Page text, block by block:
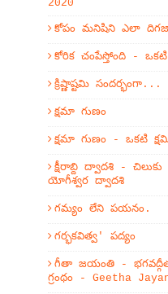
2020
కోపం మనిషిని ఎలా
కోరిక చంపేస్తోంది - ఒకటి
క్రిష్ణాష్టమి సందర్భంగా...
క్షమా గుణం
క్షమా గుణం - ఒకటి
క్షీరాబ్ది ద్వాదశి -
యోగీశ్వర ద్వాదశి
గమ్యం లేని పయనం.
గర్భకవిత్వ' పద్యం
గీతా జయంతి -
గ్రంథం - Geetha